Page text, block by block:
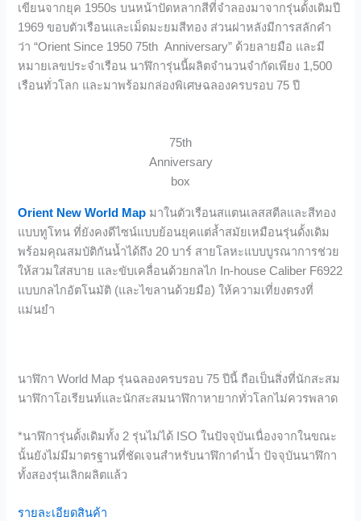
เขียนจากยุค 1950s บนหน้าปัดหลากสีที่จำลองมาจากรุ่นดั้งเดิมปี
1969 ขอบตัวเรือนและเม็ดมะยมสีทอง ส่วนฝาหลังมีการสลักคำ
ว่า “Orient Since 1950 75th Anniversary” ด้วยลายมือ และมี
หมายเลขประจำเรือน นาฬิการุ่นนี้ผลิตจำนวนจำกัดเพียง 1,500
เรือนทั่วโลก และมาพร้อมกล่องพิเศษฉลองครบรอบ 75 ปี
75th
Anniversary
box
Orient New World Map มาในตัวเรือนสแตนเลสสตีลและสีทอง
แบบทูโทน ที่ยังคงดีไซน์แบบย้อนยุคแต่ล้ำสมัยเหมือนรุ่นดั้งเดิม
พร้อมคุณสมบัติกันน้ำได้ถึง 20 บาร์ สายโลหะแบบบูรณาการช่วย
ให้สวมใส่สบาย และขับเคลื่อนด้วยกลไก In-house Caliber F6922
แบบกลไกอัตโนมัติ (และไขลานด้วยมือ) ให้ความเที่ยงตรงที่
แม่นยำ
นาฬิกา World Map รุ่นฉลองครบรอบ 75 ปีนี้ ถือเป็นสิ่งที่นักสะสม
นาฬิกาโอเรียนท์และนักสะสมนาฬิกาหายากทั่วโลกไม่ควรพลาด
*นาฬิการุ่นดั้งเดิมทั้ง 2 รุ่นไม่ได้ ISO ในปัจจุบันเนื่องจากในขณะ
นั้นยังไม่มีมาตรฐานที่ชัดเจนสำหรับนาฬิกาดำน้ำ ปัจจุบันนาฬิกา
ทั้งสองรุ่นเลิกผลิตแล้ว
รายละเอียดสินค้า